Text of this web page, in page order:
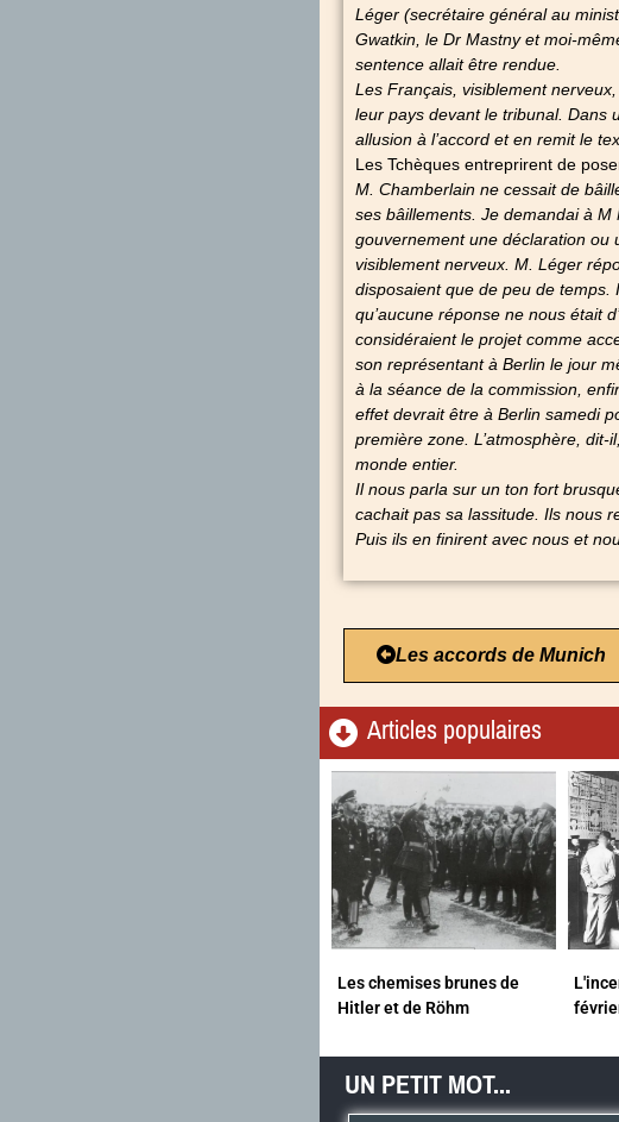
Léger (secrétaire général au
Gwatkin, le Dr Mastny et moi-
sentence allait être rendue.
Les Français, visiblement
leur pays devant le tribunal. Dans
allusion à l’accord et en remit le
Les Tchèques entreprirent de
M. Chamberlain ne cessait de
ses bâillements. Je demandai à M
gouvernement une déclaration ou
visiblement nerveux. M. Léger
disposaient que de peu de temps.
qu’aucune réponse ne nous était
considéraient le projet comme
son représentant à Berlin le jour
à la séance de la commission,
effet devrait être à Berlin samedi
première zone. L’atmosphère,
monde entier.
Il nous parla sur un ton fort
cachait pas sa lassitude. Ils nous
Puis ils en finirent avec nous et
Les accords de Munich
Articles populaires
Les chemises brunes de
Hitler et de Röhm
UN PETIT MOT...